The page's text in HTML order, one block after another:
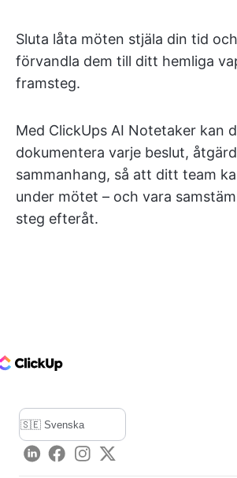
Sluta låta möten stjäla din tid
förvandla dem till ditt hemliga
framsteg.
Med ClickUps AI Notetaker kan
dokumentera varje beslut,
sammanhang, så att ditt team
under mötet – och vara
steg efteråt.
Logo
LinkedInFacebook
Instagram
Twitter